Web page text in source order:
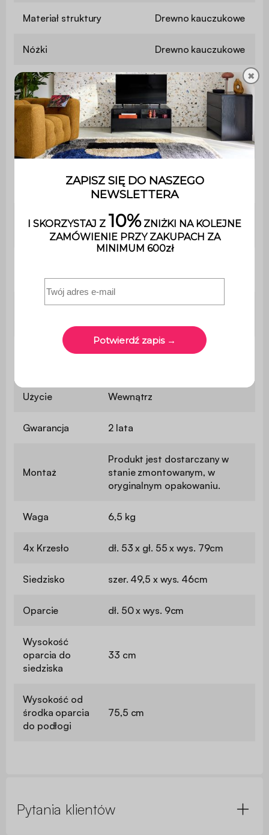
Materiał struktury Drewno kauczukowe
Nóżki Drewno kauczukowe
Materiał siedziska Drewno kauczukowe
Pokrycie
siedzenia
Liny
Wysokość
79 cm
Wysokość
siedziska
44 cm
siedziska
Komfort
Maksymalne
Użycie Wewnątrz
Gwarancja 2 lata
Montaż
Produkt jest dostarczany w
stanie zmontowanym, w
oryginalnym opakowaniu.
Waga 6,5 kg
4x Krzesło dł. 53 x gł. 55 x wys. 79cm
Siedzisko szer. 49,5 x wys. 46cm
Oparcie dł. 50 x wys. 9cm
Wysokość
oparcia do
siedziska
33 cm
Wysokość od
środka oparcia
do podłogi
75,5 cm
Pytania klientów
✖